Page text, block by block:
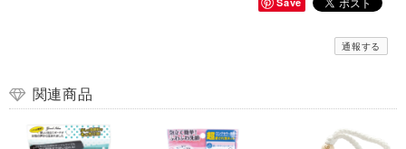
通報する
関連商品